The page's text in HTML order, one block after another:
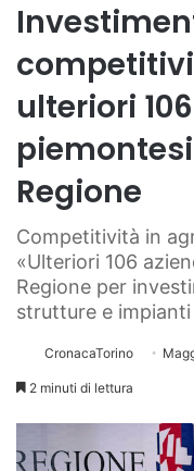
ulteriori
Regione
Competitività in
«Ulteriori 106
Regione per
strutture e
CronacaTorino
2 minuti di lettura